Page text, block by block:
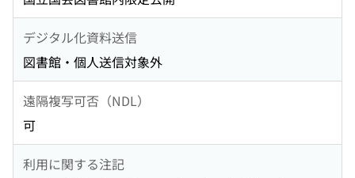
デジタル化資料送信
図書館・個人送信対象外
遠隔複写可否（NDL）
可
利用に関する注記